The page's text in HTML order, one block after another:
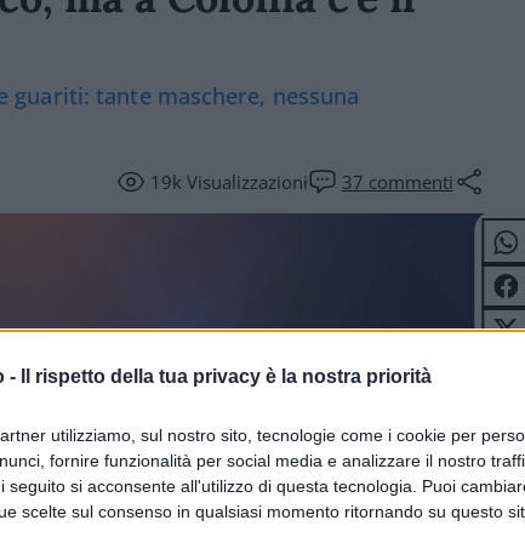
- Il rispetto della tua privacy è la nostra priorità
utilizziamo, sul nostro sito, tecnologie come i cookie per
fornire funzionalità per social media e analizzare il nostro
seguito si acconsente all'utilizzo di questa tecnologia. Puoi
scelte sul consenso in qualsiasi momento ritornando su questo
guariti: tante maschere, nessuna
19kVisualizzazioni 37 commenti